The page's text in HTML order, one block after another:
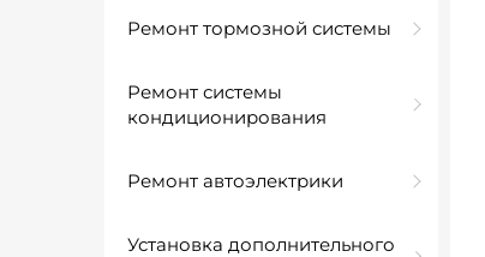
Ремонт тормозной системы
Ремонт системы
кондиционирования
Ремонт автоэлектрики
Установка дополнительного